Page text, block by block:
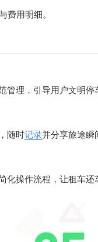
费用明细。
理，引导用户文明停
随时记录并分享旅途瞬
操作流程，让租车还